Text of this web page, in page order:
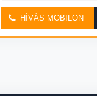
HÍVÁS MOBILON